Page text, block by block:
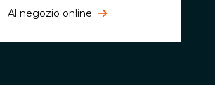
Al negozio online